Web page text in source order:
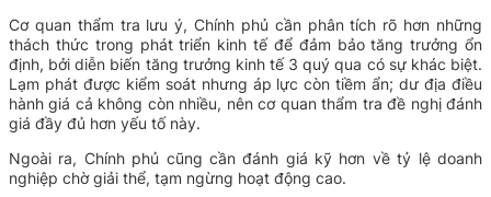
Cơ quan thẩm tra lưu ý, Chính phủ cần phân tích rõ hơn những
thách thức trong phát triển kinh tế để đảm bảo tăng trưởng ổn
định, bởi diễn biến tăng trưởng kinh tế 3 quý qua có sự khác biệt.
Lạm phát được kiểm soát nhưng áp lực còn tiềm ẩn; dư địa điều
hành giá cả không còn nhiều, nên cơ quan thẩm tra đề nghị đánh
giá đầy đủ hơn yếu tố này.
Ngoài ra, Chính phủ cũng cần đánh giá kỹ hơn về tỷ lệ doanh
nghiệp chờ giải thể, tạm ngừng hoạt động cao.